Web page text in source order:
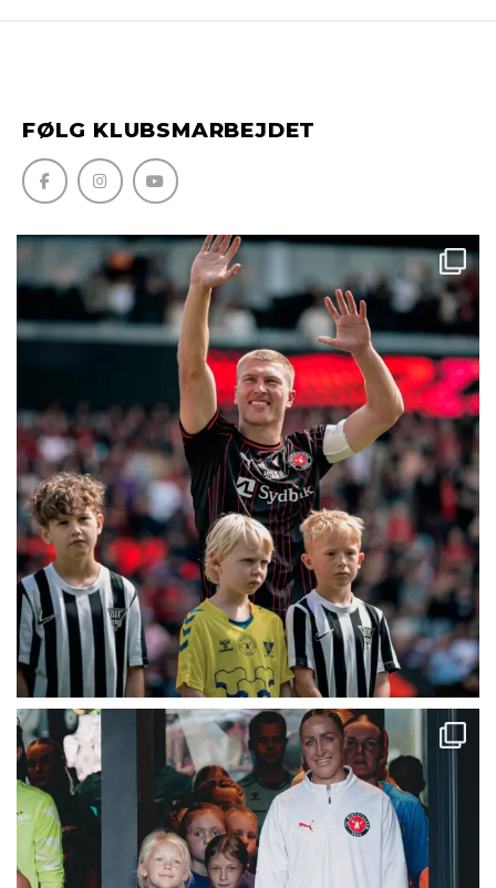
FØLG KLUBSMARBEJDET